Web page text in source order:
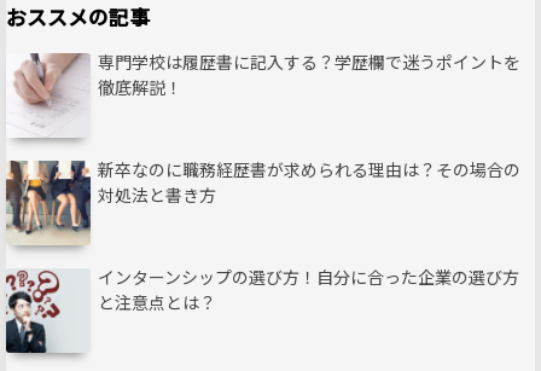
おススメの記事
専門学校は履歴書に記入する？学歴欄で迷うポイントを
徹底解説！
新卒なのに職務経歴書が求められる理由は？その場合の
対処法と書き方
インターンシップの選び方！自分に合った企業の選び方
と注意点とは？